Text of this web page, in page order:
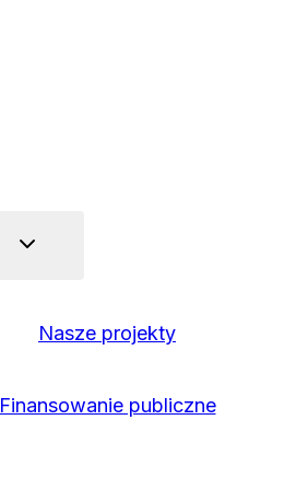
Nasze projekty
Finansowanie publiczne